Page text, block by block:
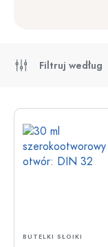
Filtruj według
BUTELKI SŁOIKI